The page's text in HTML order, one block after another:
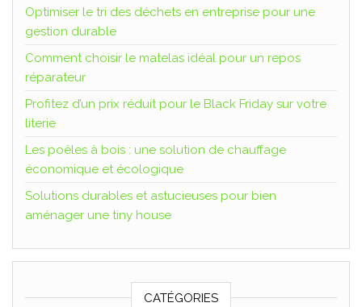
Optimiser le tri des déchets en entreprise pour une
gestion durable
Comment choisir le matelas idéal pour un repos
réparateur
Profitez d’un prix réduit pour le Black Friday sur votre
literie
Les poêles à bois : une solution de chauffage
économique et écologique
Solutions durables et astucieuses pour bien
aménager une tiny house
CATÉGORIES